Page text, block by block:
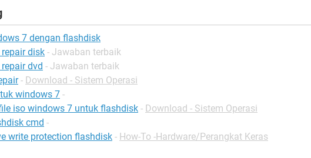
7 dengan flashdisk
disk - Jawaban terbaik
dvd - Jawaban terbaik
- Download - Sistem Operasi
windows 7 -
iso windows 7 untuk flashdisk - Download - Sistem Operasi
cmd -
write protection flashdisk - How-To -Hardware/Perangkat Keras